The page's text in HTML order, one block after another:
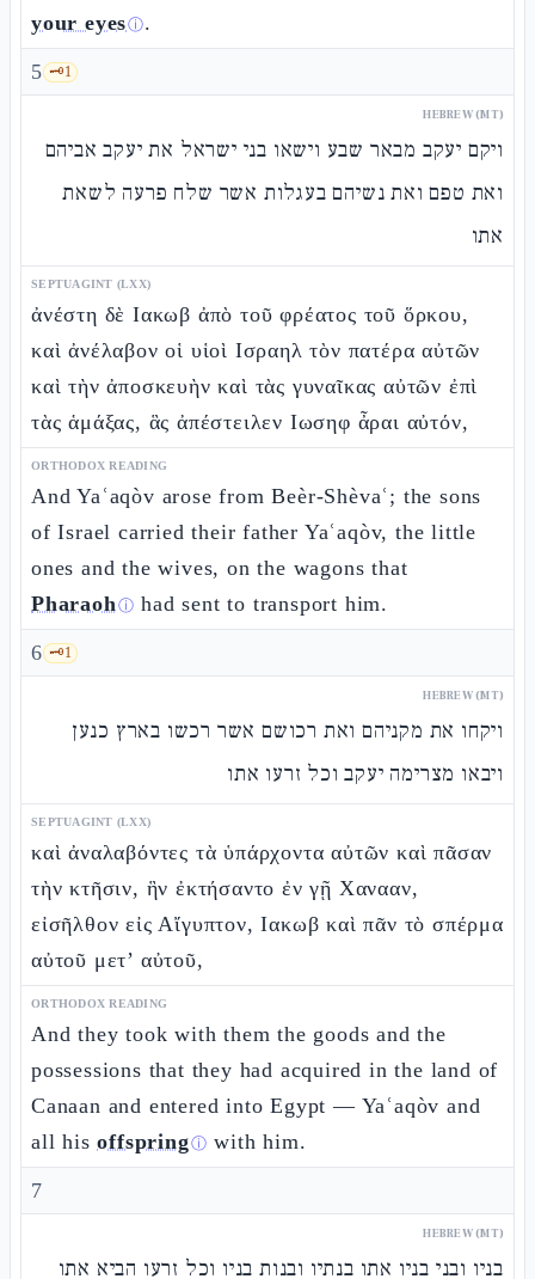
your eyesⓘ.
5 🗝️1
HEBREW (MT)
ויקם יעקב מבאר שבע וישאו בני ישראל את יעקב אביהם
ואת טפם ואת נשיהם בעגלות אשר שלח פרעה לשאת
אתו
SEPTUAGINT (LXX)
ἀνέστη δὲ Ιακωβ ἀπὸ τοῦ φρέατος τοῦ ὅρκου,
καὶ ἀνέλαβον οἱ υἱοὶ Ισραηλ τὸν πατέρα αὐτῶν
καὶ τὴν ἀποσκευὴν καὶ τὰς γυναῖκας αὐτῶν ἐπὶ
τὰς ἁμάξας, ἃς ἀπέστειλεν Ιωσηφ ἆραι αὐτόν,
ORTHODOX READING
And Yaʿaqòv arose from Beèr-Shèvaʿ; the sons
of Israel carried their father Yaʿaqòv, the little
ones and the wives, on the wagons that
Pharaohⓘ had sent to transport him.
6 🗝️1
HEBREW (MT)
ויקחו את מקניהם ואת רכושם אשר רכשו בארץ כנען
ויבאו מצרימה יעקב וכל זרעו אתו
SEPTUAGINT (LXX)
καὶ ἀναλαβόντες τὰ ὑπάρχοντα αὐτῶν καὶ πᾶσαν
τὴν κτῆσιν, ἣν ἐκτήσαντο ἐν γῇ Χανααν,
εἰσῆλθον εἰς Αἴγυπτον, Ιακωβ καὶ πᾶν τὸ σπέρμα
αὐτοῦ μετ’ αὐτοῦ,
ORTHODOX READING
And they took with them the goods and the
possessions that they had acquired in the land of
Canaan and entered into Egypt — Yaʿaqòv and
all hisoffspringⓘ with him.
7
HEBREW (MT)
בניו ובני בניו אתו בנתיו ובנות בניו וכל זרעו הביא אתו